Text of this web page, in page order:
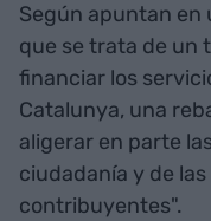
Según apuntan en
que se trata de un
financiar los
Catalunya, una
aligerar en parte
ciudadanía y de
contribuyentes".